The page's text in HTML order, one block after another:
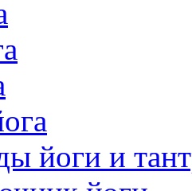
йоги и